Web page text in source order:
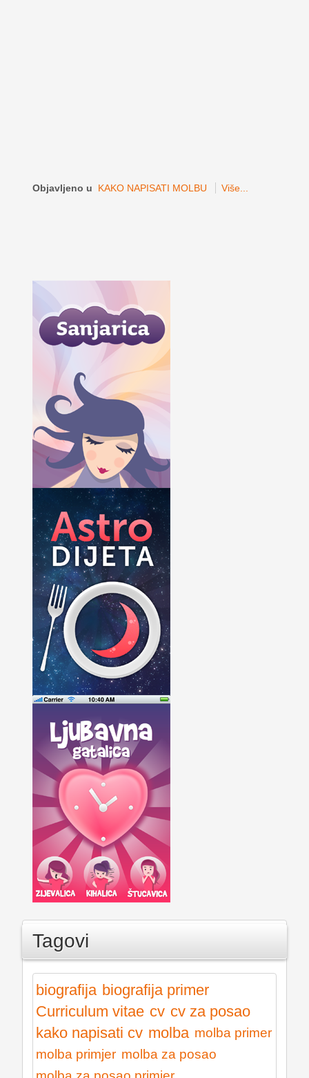
Objavljeno u KAKO NAPISATI MOLBU Više...
Tagovi
biografija biografija primer
Curriculum vitae cv cv za posao
kako napisati cv molba molba primer
molba primjer molba za posao